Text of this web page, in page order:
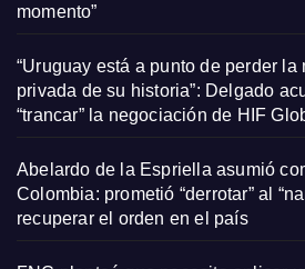
momento”
“Uruguay está a punto de perder la
privada de su historia”: Delgado
“trancar” la negociación de HIF
Abelardo de la Espriella asumió
Colombia: prometió “derrotar” al
recuperar el orden en el país